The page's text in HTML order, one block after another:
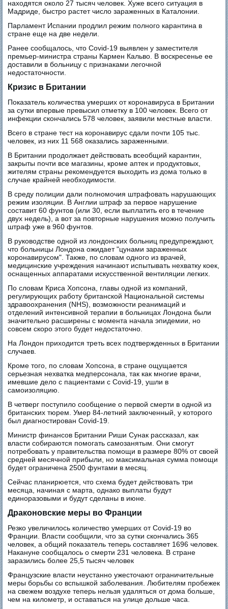
находятся около 27 тысяч человек. Хуже всего ситуация в
Мадриде, быстро растет число зараженных в Каталонии.
Парламент Испании продлил режим полного карантина в
стране еще на две недели.
Ранее сообщалось, что Covid-19 выявлен у заместителя
премьер-министра страны Кармен Кальво. В воскресенье ее
доставили в больницу с признаками легочной
недостаточности.
Кризис в Британии
Показатель количества умерших от коронавируса в Британии
за сутки впервые превысил отметку в 100 человек. Всего от
инфекции скончались 578 человек, заявили местные власти.
Всего в стране тест на коронавирус сдали почти 105 тыс.
человек, из них 11 568 оказались зараженными.
В Британии продолжает действовать всеобщий карантин,
закрыты почти все магазины, кроме аптек и продуктовых,
жителям страны рекомендуется выходить из дома только в
случае крайней необходимости.
В среду полиции дали полномочия штрафовать нарушающих
режим изоляции. В Англии штраф за первое нарушение
составит 60 фунтов (или 30, если выплатить его в течение
двух недель), а вот за повторные нарушения можно получить
штраф уже в 960 фунтов.
В руководстве одной из лондонских больниц предупреждают,
что больницы Лондона ожидает "цунами зараженных
коронавирусом". Также, по словам одного из врачей,
медицинские учреждения начинают испытывать нехватку коек,
оснащенных аппаратами искусственной вентиляции легких.
По словам Криса Хопсона, главы одной из компаний,
регулирующих работу британской Национальной системы
здравоохранения (NHS), возможности реанимаций и
отделений интенсивной терапии в больницах Лондона были
значительно расширены с момента начала эпидемии, но
совсем скоро этого будет недостаточно.
На Лондон приходится треть всех подтвержденных в Британии
случаев.
Кроме того, по словам Хопсона, в стране ощущается
серьезная нехватка медперсонала, так как многие врачи,
имевшие дело с пациентами с Covid-19, ушли в
самоизоляцию.
В четверг поступило сообщение о первой смерти в одной из
британских тюрем. Умер 84-летний заключенный, у которого
был диагностирован Covid-19.
Министр финансов Британии Риши Сунак рассказал, как
власти собираются помогать самозанятым. Они смогут
потребовать у правительства помощи в размере 80% от своей
средней месячной прибыли, но максимальная сумма помощи
будет ограничена 2500 фунтами в месяц.
Сейчас планирюется, что схема будет действовать три
месяца, начиная с марта, однако выплаты будут
единоразовыми и будут сделаны в июне.
Драконовские меры во Франции
Резко увеличилось количество умерших от Covid-19 во
Франции. Власти сообщили, что за сутки скончались 365
человек, а общий показатель теперь составляет 1696 человек.
Накануне сообщалось о смерти 231 человека. В стране
заразились более 25,5 тысяч человек
Французские власти неустанно ужесточают ограничительные
меры борьбы со вспышкой заболевания. Любителям пробежек
на свежем воздухе теперь нельзя удаляться от дома больше,
чем на километр, и оставаться на улице дольше часа.